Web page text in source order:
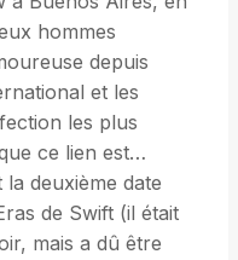
hommes
depuis
et les
les plus
ce lien est…
deuxième date
de Swift (il était
mais a dû être